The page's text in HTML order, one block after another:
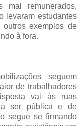
mal remunerados,
levaram estudantes
exemplos de
à fora.
seguem
de trabalhadores
vai às ruas
a ser pública e de
segue se firmando